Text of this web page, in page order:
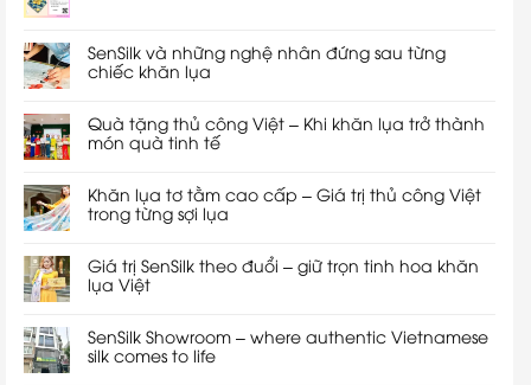
SenSilk và những nghệ nhân đứng sau từng
chiếc khăn lụa
Quà tặng thủ công Việt – Khi khăn lụa trở thành
món quà tinh tế
Khăn lụa tơ tằm cao cấp – Giá trị thủ công Việt
trong từng sợi lụa
Giá trị SenSilk theo đuổi – giữ trọn tinh hoa khăn
lụa Việt
SenSilk Showroom – where authentic Vietnamese
silk comes to life